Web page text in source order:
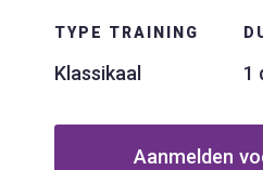
TYPE TRAINING
Klassikaal 1
Aanmelden